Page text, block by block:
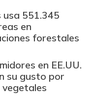
usa 551.345
en
forestales
en EE.UU.
su gusto por
vegetales